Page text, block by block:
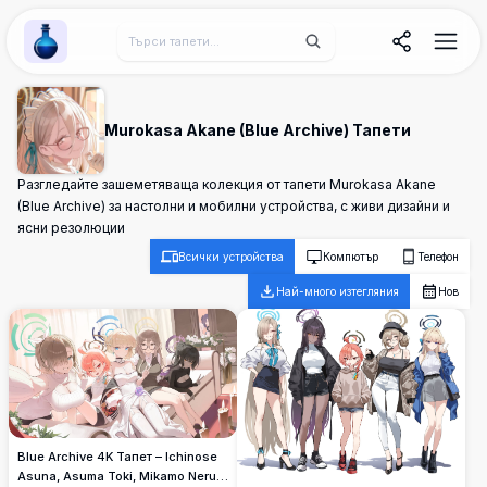
Wallpaper Alchemy
Murokasa Akane (Blue Archive) Тапети
Разгледайте зашеметяваща колекция от тапети Murokasa Akane
(Blue Archive) за настолни и мобилни устройства, с живи дизайни и
ясни резолюции
Всички устройства Компютър Телефон
Най-много изтегляния Нов
Blue Archive 4K Тапет – Ichinose
Asuna, Asuma Toki, Mikamo Neru,